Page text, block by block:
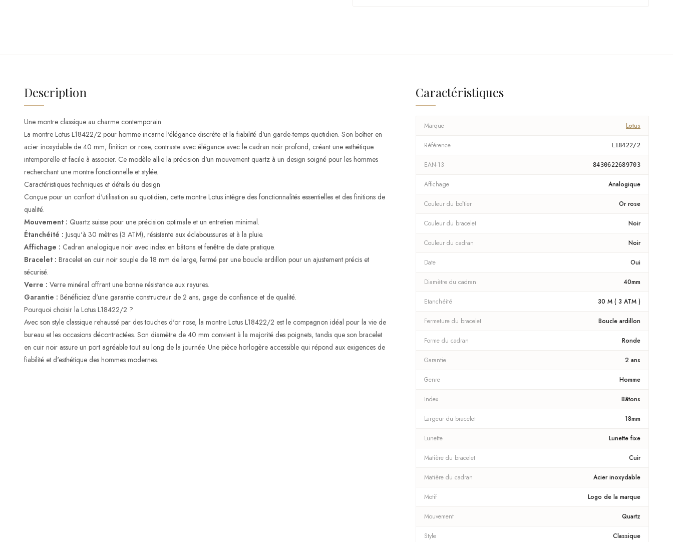
Description
Une montre classique au charme contemporain
La montre Lotus L18422/2 pour homme incarne l'élégance discrète et la fiabilité d'un garde-temps quotidien. Son boîtier en
acier inoxydable de 40 mm, finition or rose, contraste avec élégance avec le cadran noir profond, créant une esthétique
intemporelle et facile à associer. Ce modèle allie la précision d'un mouvement quartz à un design soigné pour les hommes
recherchant une montre fonctionnelle et stylée.
Caractéristiques techniques et détails du design
Conçue pour un confort d'utilisation au quotidien, cette montre Lotus intègre des fonctionnalités essentielles et des finitions de
qualité.
Mouvement : Quartz suisse pour une précision optimale et un entretien minimal.
Étanchéité : Jusqu'à 30 mètres (3 ATM), résistante aux éclaboussures et à la pluie.
Affichage : Cadran analogique noir avec index en bâtons et fenêtre de date pratique.
Bracelet : Bracelet en cuir noir souple de 18 mm de large, fermé par une boucle ardillon pour un ajustement précis et
sécurisé.
Verre : Verre minéral offrant une bonne résistance aux rayures.
Garantie : Bénéficiez d'une garantie constructeur de 2 ans, gage de confiance et de qualité.
Pourquoi choisir la Lotus L18422/2 ?
Avec son style classique rehaussé par des touches d'or rose, la montre Lotus L18422/2 est le compagnon idéal pour la vie de
bureau et les occasions décontractées. Son diamètre de 40 mm convient à la majorité des poignets, tandis que son bracelet
en cuir noir assure un port agréable tout au long de la journée. Une pièce horlogère accessible qui répond aux exigences de
fiabilité et d'esthétique des hommes modernes.
Caractéristiques
Marque Lotus
Référence L18422/2
EAN-13 8430622689703
Affichage Analogique
Couleur du boîtier Or rose
Couleur du bracelet Noir
Couleur du cadran Noir
Date Oui
Diamètre du cadran 40mm
Etanchéité 30 M ( 3 ATM )
Fermeture du bracelet Boucle ardillon
Forme du cadran Ronde
Garantie 2 ans
Genre Homme
Index Bâtons
Largeur du bracelet 18mm
Lunette Lunette fixe
Matière du bracelet Cuir
Matière du cadran Acier inoxydable
Motif Logo de la marque
Mouvement Quartz
Style Classique